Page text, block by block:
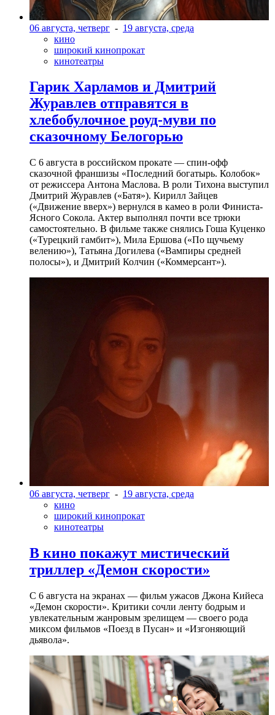
06 августа, четверг - 19 августа, среда
кино
широкий кинопрокат
кинотеатры
Гарик Харламов и Дмитрий
Журавлев отправятся в
хлебобулочное роуд-муви по
сказочному Белогорью
С 6 августа в российском прокате — спин-офф
сказочной франшизы «Последний богатырь. Колобок»
от режиссера Антона Маслова. В роли Тихона выступил
Дмитрий Журавлев («Батя»). Кирилл Зайцев
(«Движение вверх») вернулся в камео в роли Финиста-
Ясного Сокола. Актер выполнял почти все трюки
самостоятельно. В фильме также снялись Гоша Куценко
(«Турецкий гамбит»), Мила Ершова («По щучьему
велению»), Татьяна Догилева («Вампиры средней
полосы»), и Дмитрий Колчин («Коммерсант»).
06 августа, четверг - 19 августа, среда
кино
широкий кинопрокат
кинотеатры
В кино покажут мистический
триллер «Демон скорости»
С 6 августа на экранах — фильм ужасов Джона Кийеса
«Демон скорости». Критики сочли ленту бодрым и
увлекательным жанровым зрелищeм — своего рода
миксом фильмов «Поезд в Пусан» и «Изгоняющий
дьявола».